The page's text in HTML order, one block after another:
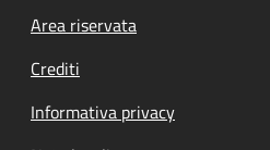
Footer menu
Area riservata
Crediti
Informativa privacy